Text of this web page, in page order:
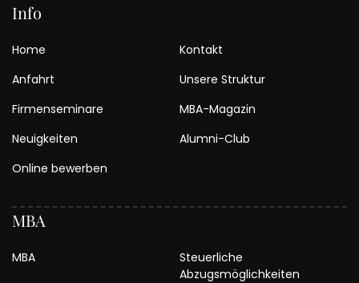
Info
Home
Kontakt
Anfahrt
Unsere Struktur
Firmenseminare
MBA-Magazin
Neuigkeiten
Alumni-Club
Online bewerben
MBA
MBA
Steuerliche
Abzugsmöglichkeiten